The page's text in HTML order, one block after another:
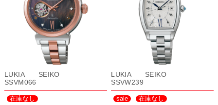
LUKIA SEIKO
SSVM066
在庫なし
LUKIA SEIKO
SSVW239
sale 在庫なし